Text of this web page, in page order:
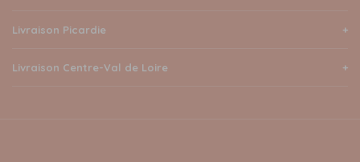
Livraison Picardie
Livraison Centre-Val de Loire